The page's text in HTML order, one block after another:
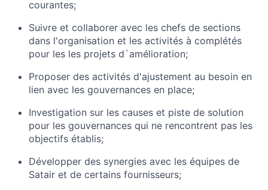
courantes;
Suivre et collaborer avec les chefs de sections
dans l'organisation et les activités à complétés
pour les les projets d`amélioration;
Proposer des activités d'ajustement au besoin en
lien avec les gouvernances en place;
Investigation sur les causes et piste de solution
pour les gouvernances qui ne rencontrent pas les
objectifs établis;
Développer des synergies avec les équipes de
Satair et de certains fournisseurs;